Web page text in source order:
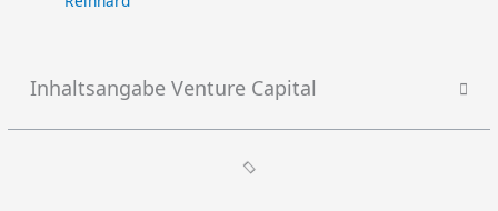
Inhaltsangabe Venture Capital